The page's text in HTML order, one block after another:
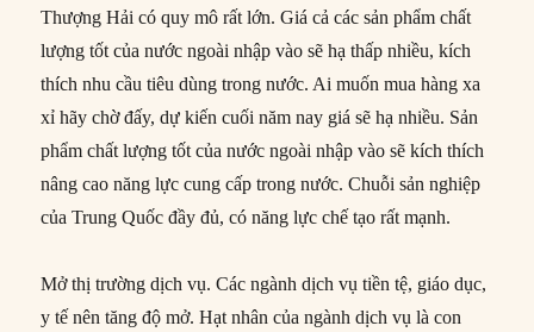
Thượng Hải có quy mô rất lớn. Giá cả các sản phẩm chất
lượng tốt của nước ngoài nhập vào sẽ hạ thấp nhiều, kích
thích nhu cầu tiêu dùng trong nước. Ai muốn mua hàng xa
xỉ hãy chờ đấy, dự kiến cuối năm nay giá sẽ hạ nhiều. Sản
phẩm chất lượng tốt của nước ngoài nhập vào sẽ kích thích
nâng cao năng lực cung cấp trong nước. Chuỗi sản nghiệp
của Trung Quốc đầy đủ, có năng lực chế tạo rất mạnh.
Mở thị trường dịch vụ. Các ngành dịch vụ tiền tệ, giáo dục,
y tế nên tăng độ mở. Hạt nhân của ngành dịch vụ là con